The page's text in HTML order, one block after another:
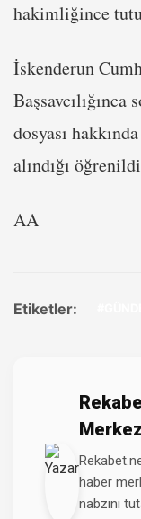
hakimliğince
İskenderun
Başsavcılığınca
dosyası
alındığı
AA
Etiketler:
haber
nabzını